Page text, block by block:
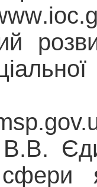
.ioc.
сфери